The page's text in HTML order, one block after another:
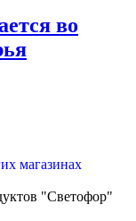
во
"Светофор"